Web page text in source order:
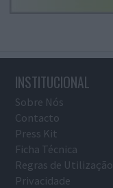
INSTITUCIONAL
Sobre Nós
Contacto
Press Kit
Ficha Técnica
Regras de Utilização
Privacidade